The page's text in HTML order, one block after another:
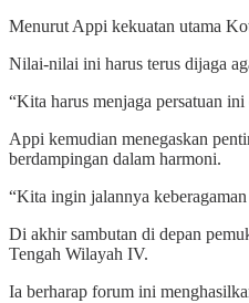
Menurut Appi kekuatan utama
Nilai-nilai ini harus terus dijaga
“Kita harus menjaga persatuan
Appi kemudian menegaskan
berdampingan dalam harmoni.
“Kita ingin jalannya
Di akhir sambutan di depan
Tengah Wilayah IV.
Ia berharap forum ini